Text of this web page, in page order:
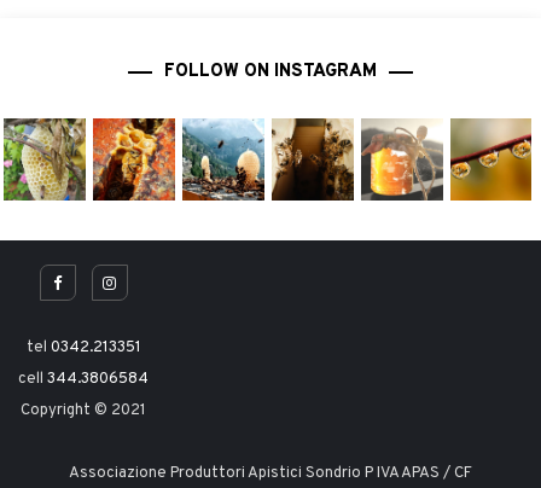
FOLLOW ON INSTAGRAM
tel 0342.213351
cell 344.3806584
Copyright © 2021
Associazione Produttori Apistici Sondrio P IVA APAS / CF